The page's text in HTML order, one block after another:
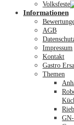
Mein Konto
Volksfeste
Informationen
AGB
Impressum
Kontakt
Gastro
Themen